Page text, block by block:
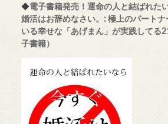
◆電子書籍発売！運命の人と結ばれた
婚活はお辞めなさい。: 極上のパートナ
いる幸せな「あげまん」が実践してる
子書籍）